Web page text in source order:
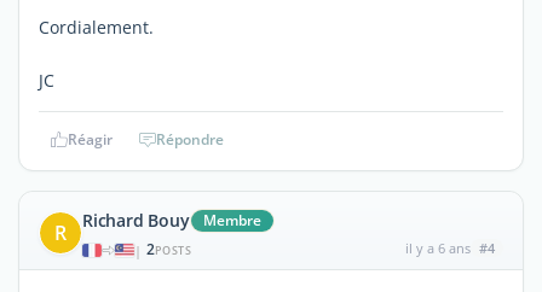
Cordialement.
JC
Réagir Répondre
R Richard Bouy Membre
| 2POSTS il y a 6 ans #4